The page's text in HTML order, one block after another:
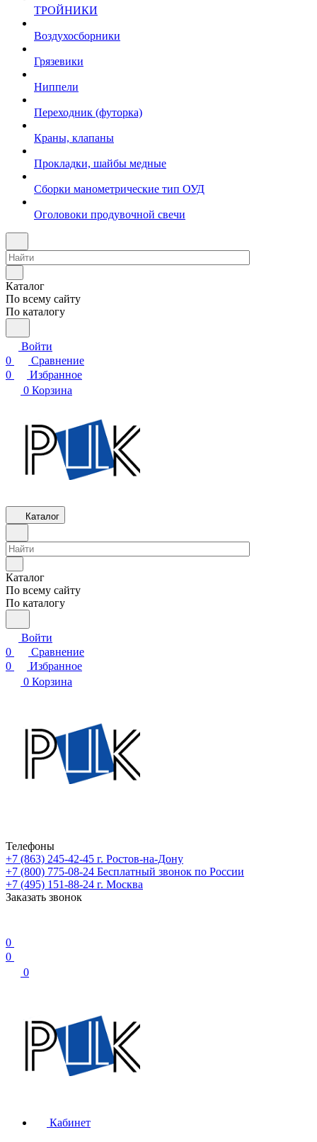
ТРОЙНИКИ
Воздухосборники
Грязевики
Ниппели
Переходник (футорка)
Краны, клапаны
Прокладки, шайбы медные
Сборки манометрические тип ОУД
Оголовоки продувочной свечи
Каталог
По всему сайту
По каталогу
Войти
0
Сравнение
0
Избранное
0 Корзина
Каталог
Каталог
По всему сайту
По каталогу
Войти
0
Сравнение
0
Избранное
0 Корзина
Телефоны
+7 (863) 245-42-45 г. Ростов-на-Дону
+7 (800) 775-08-24 Бесплатный звонок по России
+7 (495) 151-88-24 г. Москва
Заказать звонок
0
0
0
Кабинет